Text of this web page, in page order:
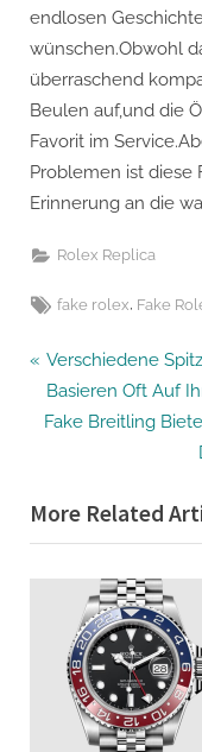
endlosen
wünschen.Obwohl
überraschend
Beulen auf,und die
Favorit im
Problemen ist diese
Erinnerung an die
Rolex Replica
Tags:
fake rolex, Fake
P
r
e
o
u
s
Verschiedene
Basieren Oft Auf
N
t
P
o
Fake Breitling
More Related